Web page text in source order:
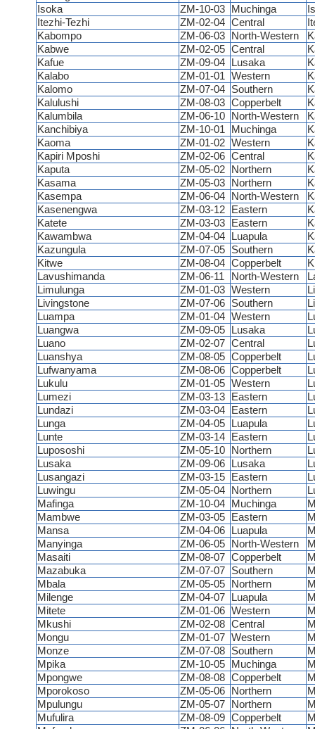
Isoka
ZM-10-03 Muchinga
Itezhi-Tezhi
ZM-02-04 Central
Kabompo
ZM-06-03 North-Western
Kabwe
ZM-02-05 Central
Kafue
ZM-09-04 Lusaka
Kalabo
ZM-01-01 Western
Kalomo
ZM-07-04 Southern
Kalulushi
ZM-08-03 Copperbelt
Kalumbila
ZM-06-10 North-Western
Kanchibiya
ZM-10-01 Muchinga
Kaoma
ZM-01-02 Western
Kapiri Mposhi
ZM-02-06 Central
Kaputa
ZM-05-02 Northern
Kasama
ZM-05-03 Northern
Kasempa
ZM-06-04 North-Western
Kasenengwa
ZM-03-12 Eastern
Katete
ZM-03-03 Eastern
Kawambwa
ZM-04-04 Luapula
Kazungula
ZM-07-05 Southern
Kitwe
ZM-08-04 Copperbelt
Lavushimanda
ZM-06-11 North-Western
Limulunga
ZM-01-03 Western
Livingstone
ZM-07-06 Southern
Luampa
ZM-01-04 Western
Luangwa
ZM-09-05 Lusaka
Luano
ZM-02-07 Central
Luanshya
ZM-08-05 Copperbelt
Lufwanyama
ZM-08-06 Copperbelt
Lukulu
ZM-01-05 Western
Lumezi
ZM-03-13 Eastern
Lundazi
ZM-03-04 Eastern
Lunga
ZM-04-05 Luapula
Lunte
ZM-03-14 Eastern
Lupososhi
ZM-05-10 Northern
Lusaka
ZM-09-06 Lusaka
Lusangazi
ZM-03-15 Eastern
Luwingu
ZM-05-04 Northern
Mafinga
ZM-10-04 Muchinga
Mambwe
ZM-03-05 Eastern
Mansa
ZM-04-06 Luapula
Manyinga
ZM-06-05 North-Western
Masaiti
ZM-08-07 Copperbelt
Mazabuka
ZM-07-07 Southern
Mbala
ZM-05-05 Northern
Milenge
ZM-04-07 Luapula
Mitete
ZM-01-06 Western
Mkushi
ZM-02-08 Central
Mongu
ZM-01-07 Western
Monze
ZM-07-08 Southern
Mpika
ZM-10-05 Muchinga
Mpongwe
ZM-08-08 Copperbelt
Mporokoso
ZM-05-06 Northern
Mpulungu
ZM-05-07 Northern
Mufulira
ZM-08-09 Copperbelt